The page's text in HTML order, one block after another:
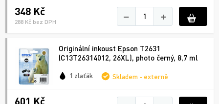
348 Kč
288 Kč bez DPH − +
Originální inkoust Epson T2631
(C13T26314012, 26XL), photo černý, 8,7 ml
1 zlaťák Skladem - externě
601 Kč